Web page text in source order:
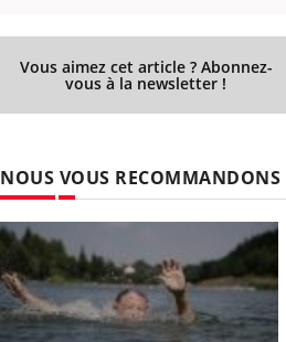
Vous aimez cet article ? Abonnez-
vous à la newsletter !
NOUS VOUS RECOMMANDONS